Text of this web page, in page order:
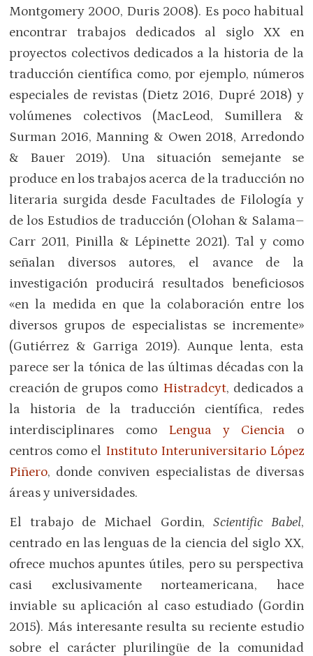
Montgomery 2000, Duris 2008). Es poco habitual
encontrar trabajos dedicados al siglo XX en
proyectos colectivos dedicados a la historia de la
traducción científica como, por ejemplo, números
especiales de revistas (Dietz 2016, Dupré 2018) y
volúmenes colectivos (MacLeod, Sumillera &
Surman 2016, Manning & Owen 2018, Arredondo
& Bauer 2019). Una situación semejante se
produce en los trabajos acerca de la traducción no
literaria surgida desde Facultades de Filología y
de los Estudios de traducción (Olohan & Salama–
Carr 2011, Pinilla & Lépinette 2021). Tal y como
señalan diversos autores, el avance de la
investigación producirá resultados beneficiosos
«en la medida en que la colaboración entre los
diversos grupos de especialistas se incremente»
(Gutiérrez & Garriga 2019). Aunque lenta, esta
parece ser la tónica de las últimas décadas con la
creación de grupos como Histradcyt, dedicados a
la historia de la traducción científica, redes
interdisciplinares como Lengua y Ciencia o
centros como el Instituto Interuniversitario López
Piñero, donde conviven especialistas de diversas
áreas y universidades.
El trabajo de Michael Gordin, Scientific Babel,
centrado en las lenguas de la ciencia del siglo XX,
ofrece muchos apuntes útiles, pero su perspectiva
casi exclusivamente norteamericana, hace
inviable su aplicación al caso estudiado (Gordin
2015). Más interesante resulta su reciente estudio
sobre el carácter plurilingüe de la comunidad